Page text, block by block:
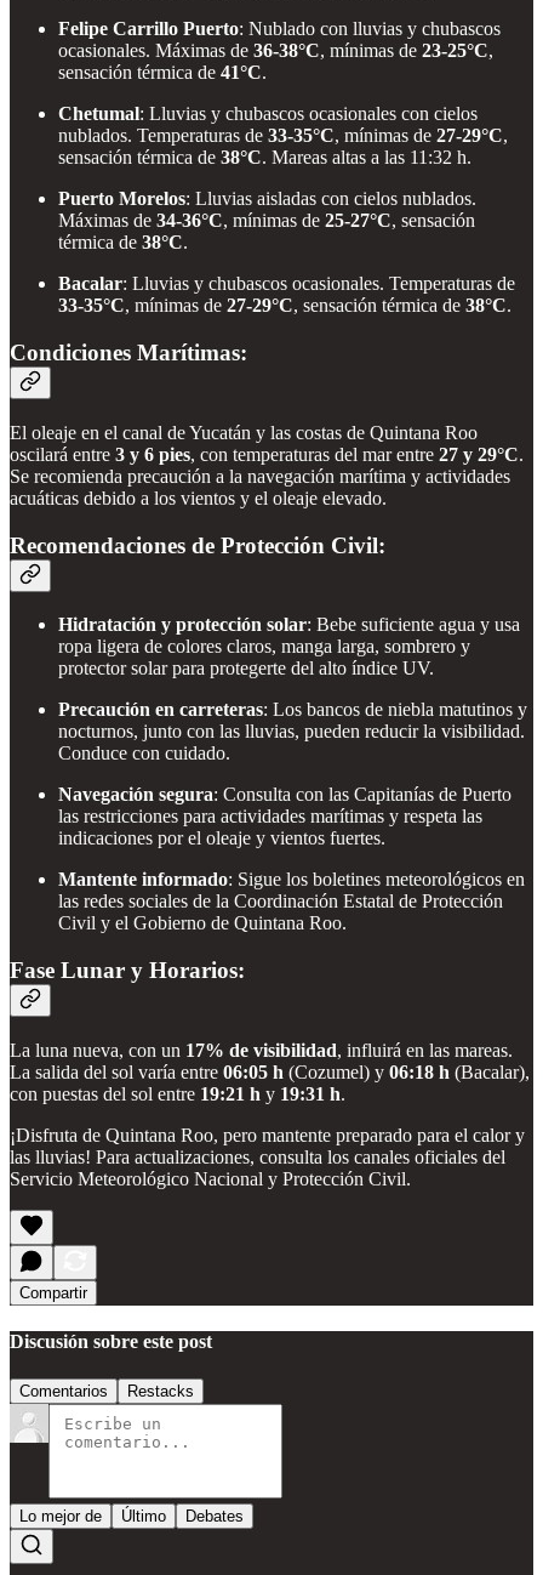
Felipe Carrillo Puerto: Nublado con lluvias y chubascos
ocasionales. Máximas de 36-38°C, mínimas de 23-25°C,
sensación térmica de 41°C.
Chetumal: Lluvias y chubascos ocasionales con cielos
nublados. Temperaturas de 33-35°C, mínimas de 27-29°C,
sensación térmica de 38°C. Mareas altas a las 11:32 h.
Puerto Morelos: Lluvias aisladas con cielos nublados.
Máximas de 34-36°C, mínimas de 25-27°C, sensación
térmica de 38°C.
Bacalar: Lluvias y chubascos ocasionales. Temperaturas de
33-35°C, mínimas de 27-29°C, sensación térmica de 38°C.
Condiciones Marítimas:
El oleaje en el canal de Yucatán y las costas de Quintana Roo
oscilará entre 3 y 6 pies, con temperaturas del mar entre 27 y 29°C.
Se recomienda precaución a la navegación marítima y actividades
acuáticas debido a los vientos y el oleaje elevado.
Recomendaciones de Protección Civil:
Hidratación y protección solar: Bebe suficiente agua y usa
ropa ligera de colores claros, manga larga, sombrero y
protector solar para protegerte del alto índice UV.
Precaución en carreteras: Los bancos de niebla matutinos y
nocturnos, junto con las lluvias, pueden reducir la visibilidad.
Conduce con cuidado.
Navegación segura: Consulta con las Capitanías de Puerto
las restricciones para actividades marítimas y respeta las
indicaciones por el oleaje y vientos fuertes.
Mantente informado: Sigue los boletines meteorológicos en
las redes sociales de la Coordinación Estatal de Protección
Civil y el Gobierno de Quintana Roo.
Fase Lunar y Horarios:
La luna nueva, con un 17% de visibilidad, influirá en las mareas.
La salida del sol varía entre 06:05 h (Cozumel) y 06:18 h (Bacalar),
con puestas del sol entre 19:21 h y 19:31 h.
¡Disfruta de Quintana Roo, pero mantente preparado para el calor y
las lluvias! Para actualizaciones, consulta los canales oficiales del
Servicio Meteorológico Nacional y Protección Civil.
Compartir
Discusión sobre este post
Comentarios Restacks
Lo mejor de Último Debates